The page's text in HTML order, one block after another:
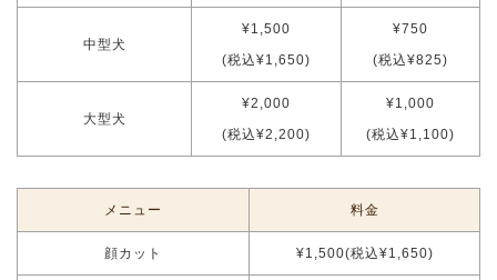
中型犬
¥1,500
(税込¥1,650)
¥750
(税込¥825)
大型犬
¥2,000
(税込¥2,200)
¥1,000
(税込¥1,100)
メニュー 料金
顔カット ¥1,500(税込¥1,650)